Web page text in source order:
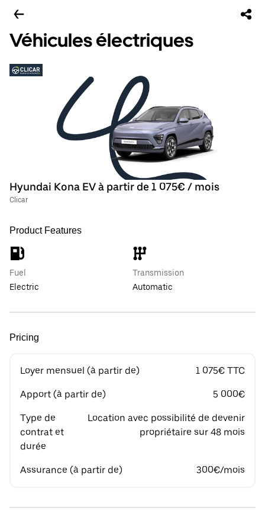
Véhicules électriques
Hyundai Kona EV à partir de 1 075€ / mois
Clicar
Product Features
Fuel
Electric
Transmission
Automatic
Pricing
Loyer mensuel (à partir de) 1 075€ TTC
Apport (à partir de) 5 000€
Type de
contrat et
durée
Location avec possibilité de devenir
propriétaire sur 48 mois
Assurance (à partir de) 300€/mois